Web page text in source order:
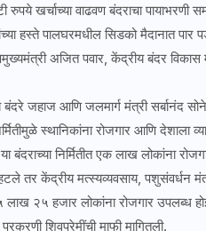
खर्चाच्या वाढवण बंदराचा पायाभरणी
हस्ते पालघरमधील सिडको मैदानात
अजित पवार, केंद्रीय बंदर विकास
बंदरे जहाज आणि जलमार्ग मंत्री सर्बानंद
स्थानिकांना रोजगार आणि
निर्मितीत एक लाख लोकांना
तर केंद्रीय मत्स्यव्यवसाय, पशुसंवर्धन
२५ हजार लोकांना रोजगार उपलब्ध
शिवप्रेमींची माफी मागितली.